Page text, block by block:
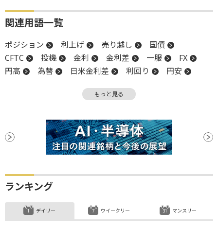
関連用語一覧
ポジション 利上げ 売り越し
国債
CFTC
投機 金利 金利差 一服
FX
円高
為替 日米金利差 利回り
円安
PPI
米連邦公開市場委員会
もっと見る
ランキング
デイリー ウイークリー マンスリー